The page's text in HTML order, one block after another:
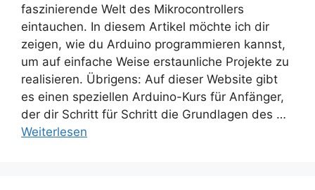
faszinierende Welt des Mikrocontrollers
eintauchen. In diesem Artikel möchte ich dir
zeigen, wie du Arduino programmieren kannst,
um auf einfache Weise erstaunliche Projekte zu
realisieren. Übrigens: Auf dieser Website gibt
es einen speziellen Arduino-Kurs für Anfänger,
der dir Schritt für Schritt die Grundlagen des …
Weiterlesen